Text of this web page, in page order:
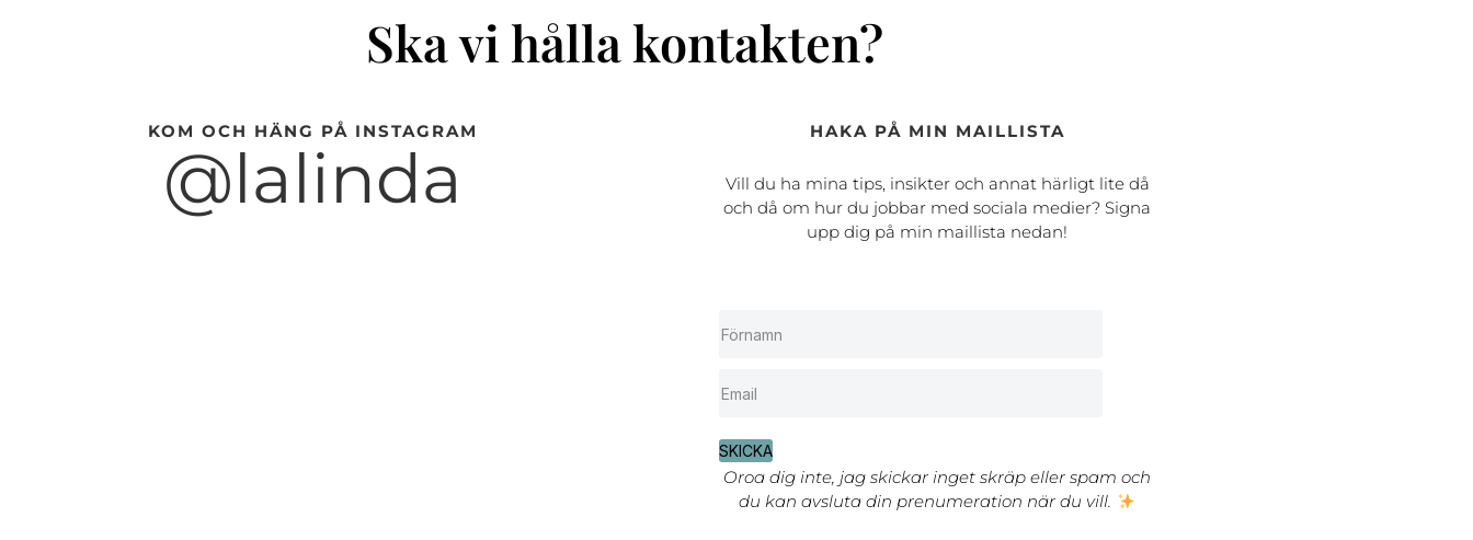
Ska vi hålla kontakten?
KOM OCH HÄNG PÅ INSTAGRAM
@lalinda
HAKA PÅ MIN MAILLISTA
Vill du ha mina tips, insikter och annat härligt lite då
och då om hur du jobbar med sociala medier? Signa
upp dig på min maillista nedan!
SKICKA
Oroa dig inte, jag skickar inget skräp eller spam och
du kan avsluta din prenumeration när du vill.